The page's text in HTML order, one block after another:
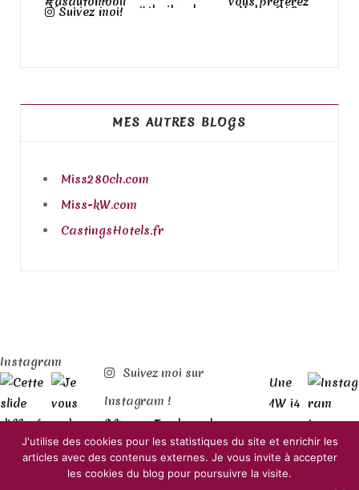
Suivez moi!
MES AUTRES BLOGS
Miss280ch.com
Miss-kW.com
CastingsHotels.fr
Instagram
Suivez moi sur
Instagram !
© 2018 Déroutante Sigma. Et pour le RGPD :
Politique de confidentialitéetMentions légales
J'utilise des cookies pour les statistiques du site et enrichir les
articles avec des contenus externes. Je vous invite à accepter
les cookies du blog pour poursuivre la visite.